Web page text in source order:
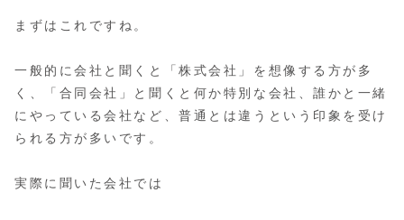
まずはこれですね。
一般的に会社と聞くと「株式会社」を想像する方が多
く、「合同会社」と聞くと何か特別な会社、誰かと一緒
にやっている会社など、普通とは違うという印象を受け
られる方が多いです。
実際に聞いた会社では